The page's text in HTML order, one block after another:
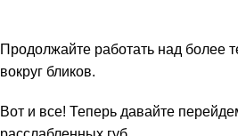
Продолжайте работать над более
вокруг бликов.
Вот и все! Теперь давайте